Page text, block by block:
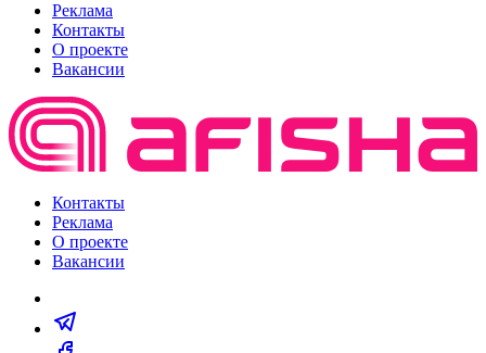
Реклама
Контакты
О проекте
Вакансии
Контакты
Реклама
О проекте
Вакансии